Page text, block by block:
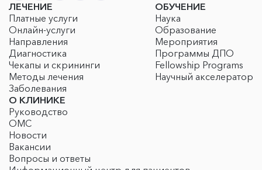
ЛЕЧЕНИЕ
Платные услуги
Онлайн-услуги
Направления
Диагностика
Чекапы и скрининги
Методы лечения
Заболевания
ОБУЧЕНИЕ
Наука
Образование
Мероприятия
Программы ДПО
Fellowship Programs
Научный акселератор
О КЛИНИКЕ
Руководство
ОМС
Новости
Вакансии
Вопросы и ответы